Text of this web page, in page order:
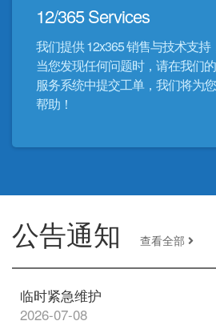
12/365 Services
我们提供 12x365 销售与技术支持
当您发现任何问题时，请在我们
服务系统中提交工单，我们将为
帮助！
公告通知 查看全部
临时紧急维护
2026-07-08